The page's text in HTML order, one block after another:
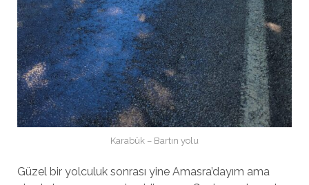
Karabük – Bartın yolu
Güzel bir yolculuk sonrası yine Amasra’dayım ama